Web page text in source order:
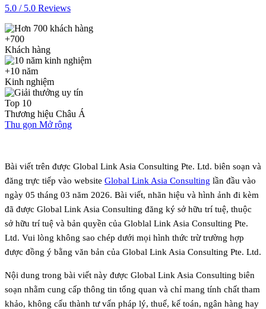
5.0 / 5.0 Reviews
+700
Khách hàng
+10 năm
Kinh nghiệm
Top 10
Thương hiệu Châu Á
Thu gọn Mở rộng
Bài viết trên được Global Link Asia Consulting Pte. Ltd. biên soạn và
đăng trực tiếp vào website Global Link Asia Consulting lần đầu vào
ngày 05 tháng 03 năm 2026. Bài viết, nhãn hiệu và hình ảnh đi kèm
đã được Global Link Asia Consulting đăng ký sở hữu trí tuệ, thuộc
sở hữu trí tuệ và bản quyền của Globlal Link Asia Consulting Pte.
Ltd. Vui lòng không sao chép dưới mọi hình thức trừ trường hợp
được đồng ý bằng văn bản của Global Link Asia Consulting Pte. Ltd.
Nội dung trong bài viết này được Global Link Asia Consulting biên
soạn nhằm cung cấp thông tin tổng quan và chỉ mang tính chất tham
khảo, không cấu thành tư vấn pháp lý, thuế, kế toán, ngân hàng hay